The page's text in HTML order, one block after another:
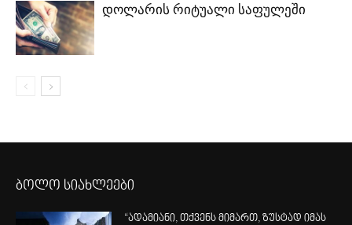
დოლარის რიტუალი საფულეში
ბოლო სიახლეები
“ადამიანი, თქვენს მიმართ, ზუსტად იმას